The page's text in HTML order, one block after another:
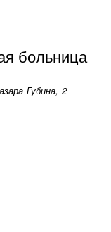
больница
Губина, 2